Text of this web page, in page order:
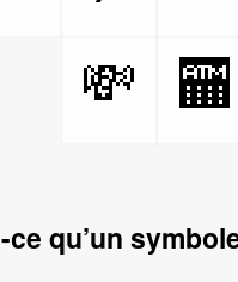
💸
🏧
ce qu’un